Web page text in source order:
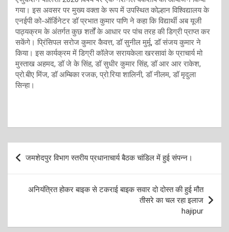
गया। इस अवसर पर मुख्य वक्ता के रूप में उपस्थित कोल्हान विश्विद्यालय के
एनईपी को-ऑर्डिनेटर डॉ प्रभात कुमार पाणि ने कहा कि विद्यार्थी अब यूजी
पाठ्यक्रम के अंतर्गत कुछ शर्तों के आधार पर पांच तरह की डिग्री प्राप्त कर
सकेंगे। प्रिंसिपल सरोज कुमार कैवत्त, डॉ सुनील मुर्मू, डॉ संजय कुमार ने
किया। इस कार्यक्रम में डिग्री कॉलेज सरायकेला खरसावां के प्राचार्य मो
मुस्ताख अहमद, डॉ जे के सिंह, डॉ सुधीर कुमार सिंह, डॉ‌ आर आर राकेश,
प्रो.बीए मिंज, डॉ अम्बिका रजक, प्रो.रिया शालिनी, डॉ नीलम, डॉ मृदुला
सिन्हा।
Post
navigation
जमशेदपुर विभाग स्तरीय प्रधानाचार्य बैठक चांडिल में हुई संपन्न।
अनियंत्रित होकर बाइक से टकराई बाइक सवार दो दोस्त की हुई मौत
तीसरे का चल रहा इलाज
hajipur